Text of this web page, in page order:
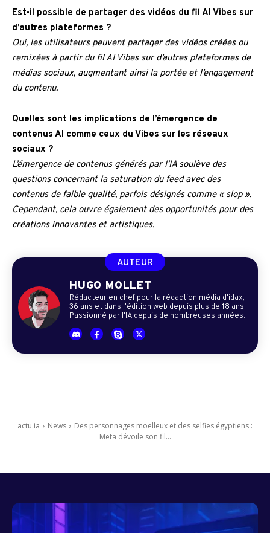
Est-il possible de partager des vidéos du fil AI Vibes sur
d’autres plateformes ?
Oui, les utilisateurs peuvent partager des vidéos créées ou
remixées à partir du fil AI Vibes sur d’autres plateformes de
médias sociaux, augmentant ainsi la portée et l’engagement
du contenu.
Quelles sont les implications de l’émergence de
contenus AI comme ceux du Vibes sur les réseaux
sociaux ?
L’émergence de contenus générés par l’IA soulève des
questions concernant la saturation du feed avec des
contenus de faible qualité, parfois désignés comme « slop ».
Cependant, cela ouvre également des opportunités pour des
créations innovantes et artistiques.
AUTEUR
HUGO MOLLET
Rédacteur en chef pour la rédaction média d'idax,
36 ans et dans l'édition web depuis plus de 18 ans.
Passionné par l'IA depuis de nombreuses années.
actu.ia News
Des personnages moelleux et des selfies égyptiens :
Meta dévoile son fil...